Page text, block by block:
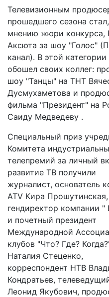
Телевизионным
прошедшего сезона
мнению жюри
Аксюта за шоу "Голос"
канал). В этой категории
обошел своих коллег:
шоу "Танцы" на ТНТ
Дусмухаметова и
фильма "Президент" на
Саиду Медведеву .
Специальный приз
Комитета
телепремий за личный
развитие ТВ получили
журналист, основатель
ATV Кира Прошутинская,
гендиректор компании "
и почетный президент
Международной
клубов "Что? Где?
Наталия Стеценко,
корреспондент НТВ
Кондратьев,
Леонид Якубович,